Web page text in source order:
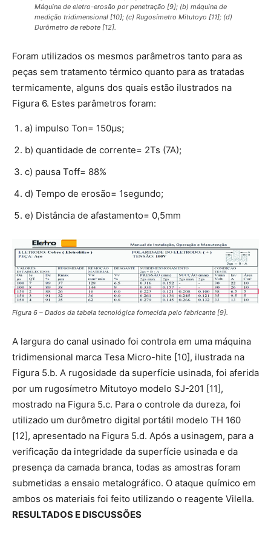
Máquina de eletro-erosão por penetração [9]; (b) máquina de
medição tridimensional [10]; (c) Rugosímetro Mitutoyo [11]; (d)
Durômetro de rebote [12].
Foram utilizados os mesmos parâmetros tanto para as
peças sem tratamento térmico quanto para as tratadas
termicamente, alguns dos quais estão ilustrados na
Figura 6. Estes parâmetros foram:
a) impulso Ton= 150μs;
b) quantidade de corrente= 2Ts (7A);
c) pausa Toff= 88%
d) Tempo de erosão= 1segundo;
e) Distância de afastamento= 0,5mm
Figura 6 – Dados da tabela tecnológica fornecida pelo fabricante [9].
A largura do canal usinado foi controla em uma máquina
tridimensional marca Tesa Micro-hite [10], ilustrada na
Figura 5.b. A rugosidade da superfície usinada, foi aferida
por um rugosímetro Mitutoyo modelo SJ-201 [11],
mostrado na Figura 5.c. Para o controle da dureza, foi
utilizado um durômetro digital portátil modelo TH 160
[12], apresentado na Figura 5.d. Após a usinagem, para a
verificação da integridade da superfície usinada e da
presença da camada branca, todas as amostras foram
submetidas a ensaio metalográfico. O ataque químico em
ambos os materiais foi feito utilizando o reagente Vilella.
RESULTADOS E DISCUSSÕES